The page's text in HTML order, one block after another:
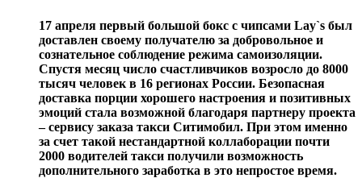
17 апреля первый большой бокс с чипсами Lay`s был
доставлен своему получателю за добровольное и
сознательное соблюдение режима самоизоляции.
Спустя месяц число счастливчиков возросло до 8000
тысяч человек в 16 регионах России. Безопасная
доставка порции хорошего настроения и позитивных
эмоций стала возможной благодаря партнеру проекта
– сервису заказа такси Ситимобил. При этом именно
за счет такой нестандартной коллаборации почти
2000 водителей такси получили возможность
дополнительного заработка в это непростое время.